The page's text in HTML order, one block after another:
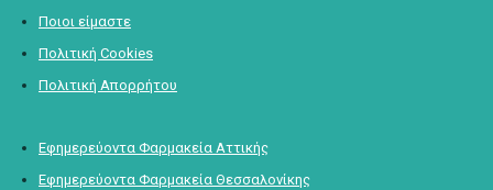
Ποιοι είμαστε
Πολιτική Cookies
Πολιτική Απορρήτου
Εφημερεύοντα Φαρμακεία Αττικής
Εφημερεύοντα Φαρμακεία Θεσσαλονίκης